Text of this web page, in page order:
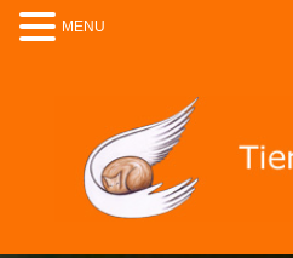
MENU